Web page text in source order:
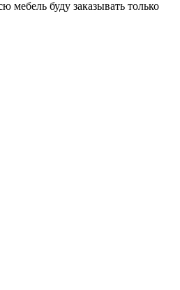
мебель буду заказывать только